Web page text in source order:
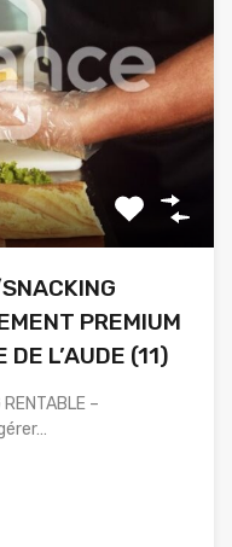
PREMIUM
L’AUDE (11)
–